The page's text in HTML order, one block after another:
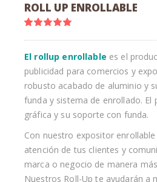
comienzo
galería
imágenes
ROLL UP ENROLLABLE
Valoración:
El rollup enrollable es el
publicidad para comercios y
robusto acabado de aluminio y
funda y sistema de enrollado. El
gráfica y su soporte con funda.
Con nuestro expositor
atención de tus clientes y
marca o negocio de manera
Nuestros Roll-Up te ayudarán a